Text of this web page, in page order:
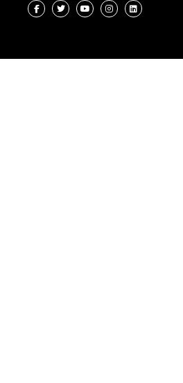
Volg De Afsluitdijk via Facebook
Volg De Afsluitdijk via
Volg De Afsluitdijk via
Volg De